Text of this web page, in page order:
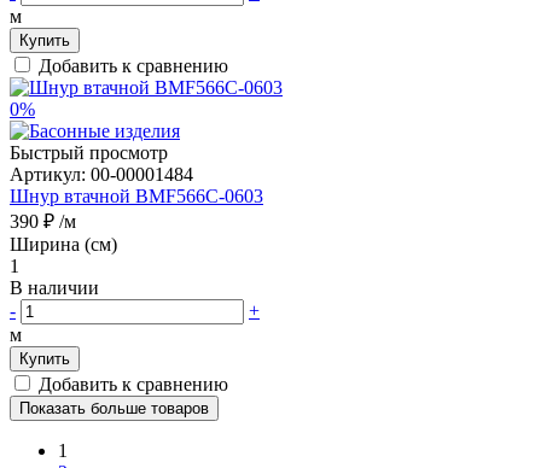
м
Купить
Добавить к сравнению
0%
Быстрый просмотр
Артикул: 00-00001484
Шнур втачной BMF566C-0603
390 ₽ /м
Ширина (см)
1
В наличии
-
+
м
Купить
Добавить к сравнению
Показать больше товаров
1